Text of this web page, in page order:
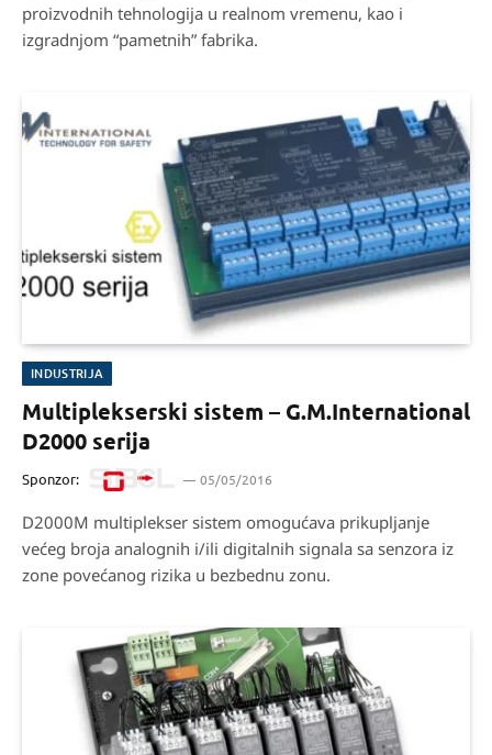
proizvodnih tehnologija u realnom vremenu, kao i
izgradnjom “pametnih” fabrika.
INDUSTRIJA
Multiplekserski sistem – G.M.International
D2000 serija
Sponzor: 05/05/2016
D2000M multiplekser sistem omogućava prikupljanje
većeg broja analognih i/ili digitalnih signala sa senzora iz
zone povećanog rizika u bezbednu zonu.